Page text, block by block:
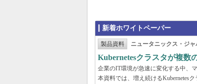
新着ホワイトペーパー
製品資料 ニュータニックス・ジ
Kubernetesクラスタが複数
企業のIT環境が急速に変化する中、
本資料では、増え続けるKubernetes